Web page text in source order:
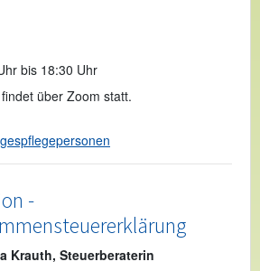
bis 18:30 Uhr
über Zoom statt.
-
Krauth, Steuerberaterin